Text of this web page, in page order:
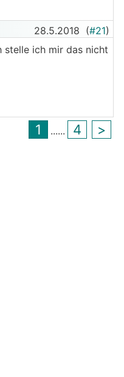
28.5.2018 (#21)
stelle ich mir das nicht
1 ...... 4 >